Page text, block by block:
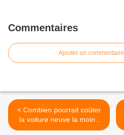
Commentaires
Ajouter un commentaire
< Combien pourrait coûter
la voiture neuve la moins
chère de Russie ?